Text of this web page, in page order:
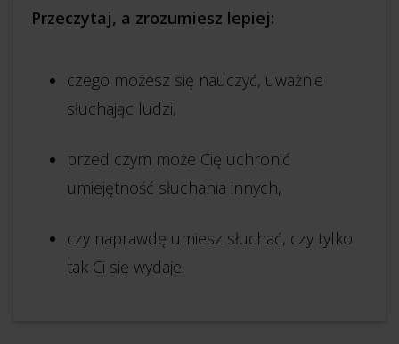
Przeczytaj, a zrozumiesz lepiej:
czego możesz się nauczyć, uważnie
słuchając ludzi,
przed czym może Cię uchronić
umiejętność słuchania innych,
czy naprawdę umiesz słuchać, czy tylko
tak Ci się wydaje.